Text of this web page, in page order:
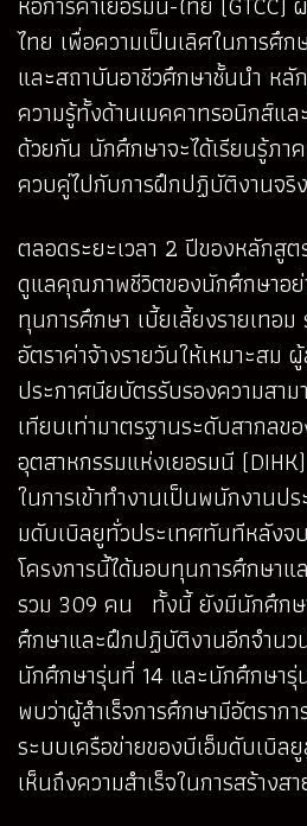
ไทย เพื่อความเป็นเลิศในการศึก
และสถาบันอาชีวศึกษาชั้นนำ ห
ความรู้ทั้งด้านเมคคาทรอนิกส์แล
ด้วยกัน นักศึกษาจะได้เรียนรู้ภ
ควบคู่ไปกับการฝึกปฏิบัติงานจริ
ตลอดระยะเวลา 2 ปีของหลักสูต
ดูแลคุณภาพชีวิตของนักศึกษาอย่
ทุนการศึกษา เบี้ยเลี้ยงรายเทอ
อัตราค่าจ้างรายวันให้เหมาะสม
ประกาศนียบัตรรับรองความสา
เทียบเท่ามาตรฐานระดับสากลข
อุตสาหกรรมแห่งเยอรมนี
ในการเข้าทำงานเป็นพนักงานป
มดับเบิลยูทั่วประเทศทันทีหลังจ
โครงการนี้ได้มอบทุนการศึกษาแ
รวม 309 คน ทั้งนี้ ยังมีนักศึกษ
ศึกษาและฝึกปฏิบัติงานอีกจำน
นักศึกษารุ่นที่ 14 และนักศึกษารุ่
พบว่าผู้สำเร็จการศึกษามีอัตราก
ระบบเครือข่ายของบีเอ็มดับเบิ
เห็นถึงความสำเร็จในการสร้าง